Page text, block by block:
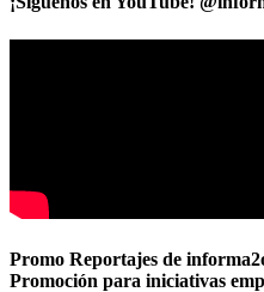
Promo Reportajes de
Promoción para iniciativas